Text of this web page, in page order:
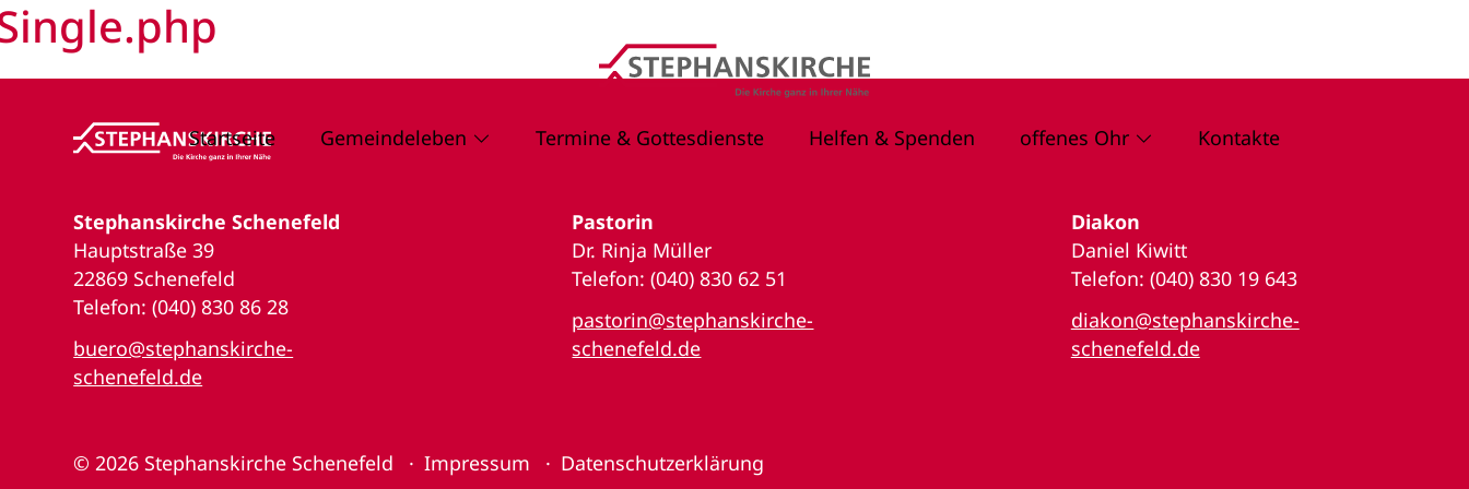
Startseite Gemeindeleben Termine & Gottesdienste Helfen & Spenden offenes Ohr Kontakte
Stephanskirche Schenefeld
Hauptstraße 39
22869 Schenefeld
Telefon: (040) 830 86 28
buero@stephanskirche-
schenefeld.de
Pastorin
Dr. Rinja Müller
Telefon: (040) 830 62 51
pastorin@stephanskirche-
schenefeld.de
Diakon
Daniel Kiwitt
Telefon: (040) 830 19 643
diakon@stephanskirche-
schenefeld.de
© 2026 Stephanskirche Schenefeld Impressum Datenschutzerklärung